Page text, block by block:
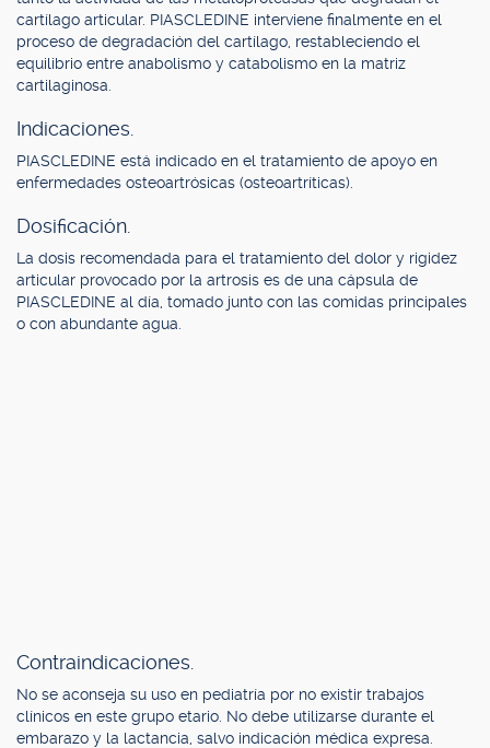
cartílago articular. PIASCLEDINE interviene finalmente en el
proceso de degradación del cartílago, restableciendo el
equilibrio entre anabolismo y catabolismo en la matriz
cartilaginosa.
Indicaciones.
PIASCLEDINE está indicado en el tratamiento de apoyo en
enfermedades osteoartrósicas (osteoartríticas).
Dosificación.
La dosis recomendada para el tratamiento del dolor y rigidez
articular provocado por la artrosis es de una cápsula de
PIASCLEDINE al día, tomado junto con las comidas principales
o con abundante agua.
Contraindicaciones.
No se aconseja su uso en pediatría por no existir trabajos
clínicos en este grupo etario. No debe utilizarse durante el
embarazo y la lactancia, salvo indicación médica expresa.